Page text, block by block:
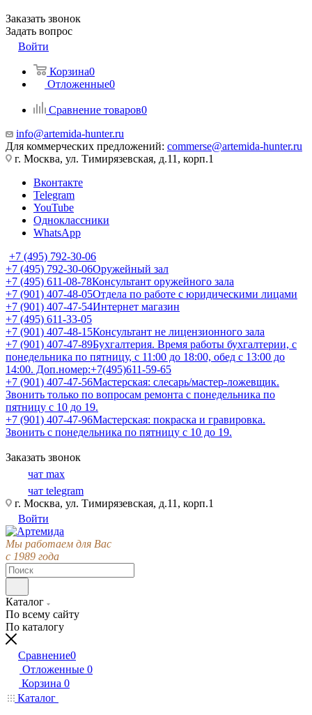
Заказать звонок
Задать вопрос
Войти
Корзина0
Отложенные0
Сравнение товаров0
info@artemida-hunter.ru
Для коммерческих предложений: commerse@artemida-hunter.ru
г. Москва, ул. Тимирязевская, д.11, корп.1
Вконтакте
Telegram
YouTube
Одноклассники
WhatsApp
+7 (495) 792-30-06
+7 (495) 792-30-06Оружейный зал
+7 (495) 611-08-78Консультант оружейного зала
+7 (901) 407-48-05Отдела по работе с юридическими лицами
+7 (901) 407-47-54Интернет магазин
+7 (495) 611-33-05
+7 (901) 407-48-15Консультант не лицензионного зала
+7 (901) 407-47-89Бухгалтерия. Время работы бухгалтерии, с
понедельника по пятницу, с 11:00 до 18:00, обед с 13:00 до
14:00. Доп.номер:+7(495)611-59-65
+7 (901) 407-47-56Мастерская: слесарь/мастер-ложевщик.
Звонить только по вопросам ремонта с понедельника по
пятницу с 10 до 19.
+7 (901) 407-47-96Мастерская: покраска и гравировка.
Звонить с понедельника по пятницу с 10 до 19.
Заказать звонок
чат max
чат telegram
г. Москва, ул. Тимирязевская, д.11, корп.1
Войти
Мы работаем для Вас
с 1989 года
Каталог
По всему сайту
По каталогу
Сравнение0
Отложенные 0
Корзина 0
Каталог